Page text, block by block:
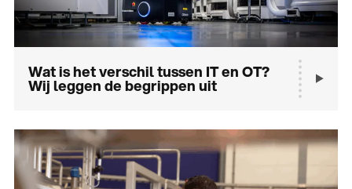
Wat is het verschil tussen IT en OT?
Wij leggen de begrippen uit